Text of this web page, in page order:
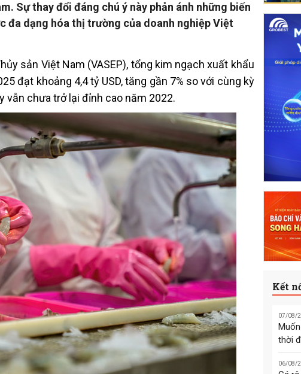
Sự thay đổi đáng chú ý này phản ánh những biến
đa dạng hóa thị trường của doanh nghiệp Việt
sản Việt Nam (VASEP), tổng kim ngạch xuất khẩu
đạt khoảng 4,4 tỷ USD, tăng gần 7% so với cùng kỳ
vẫn chưa trở lại đỉnh cao năm 2022.
Kết
07/08/
thời
06/08/